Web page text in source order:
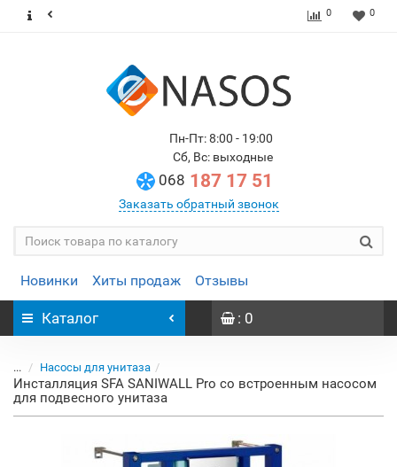
0 0
Пн-Пт: 8:00 - 19:00
Сб, Вс: выходные
068 187 17 51
Заказать обратный звонок
Новинки Хиты продаж Отзывы
Каталог : 0
... Насосы для унитаза
Инсталляция SFA SANIWALL Pro со встроенным насосом
для подвесного унитаза